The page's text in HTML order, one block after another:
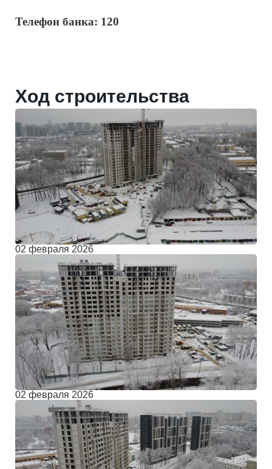
Телефон банка: 120
Ход строительства
02 февраля 2026
02 февраля 2026